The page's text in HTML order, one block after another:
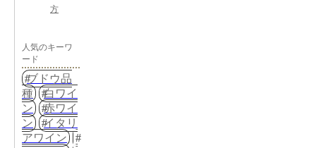
方
人気のキーワ
ード
ブドウ品
種
白ワイ
ン
赤ワイ
ン
イタリ
アワイン